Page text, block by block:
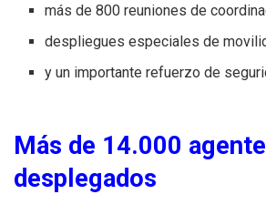
más de 800 reuniones de
despliegues especiales de
y un importante refuerzo de
Más de 14.000
desplegados